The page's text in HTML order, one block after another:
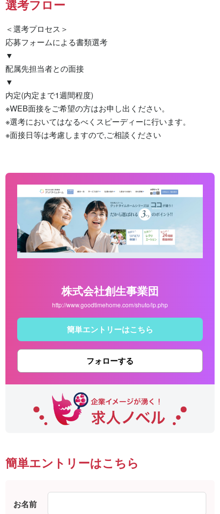
選考フロー
＜選考プロセス＞
応募フォームによる書類選考
▼
配属先担当者との面接
▼
内定(内定まで1週間程度)
※WEB面接をご希望の方はお申し出ください。
※選考においてはなるべくスピーディーに行います。
※面接日等は考慮しますので,ご相談ください
株式会社創生事業団
http://www.goodtimehome.com/shuto/lp.php
簡単エントリーはこちら
フォローする
簡単エントリーはこちら
お名前